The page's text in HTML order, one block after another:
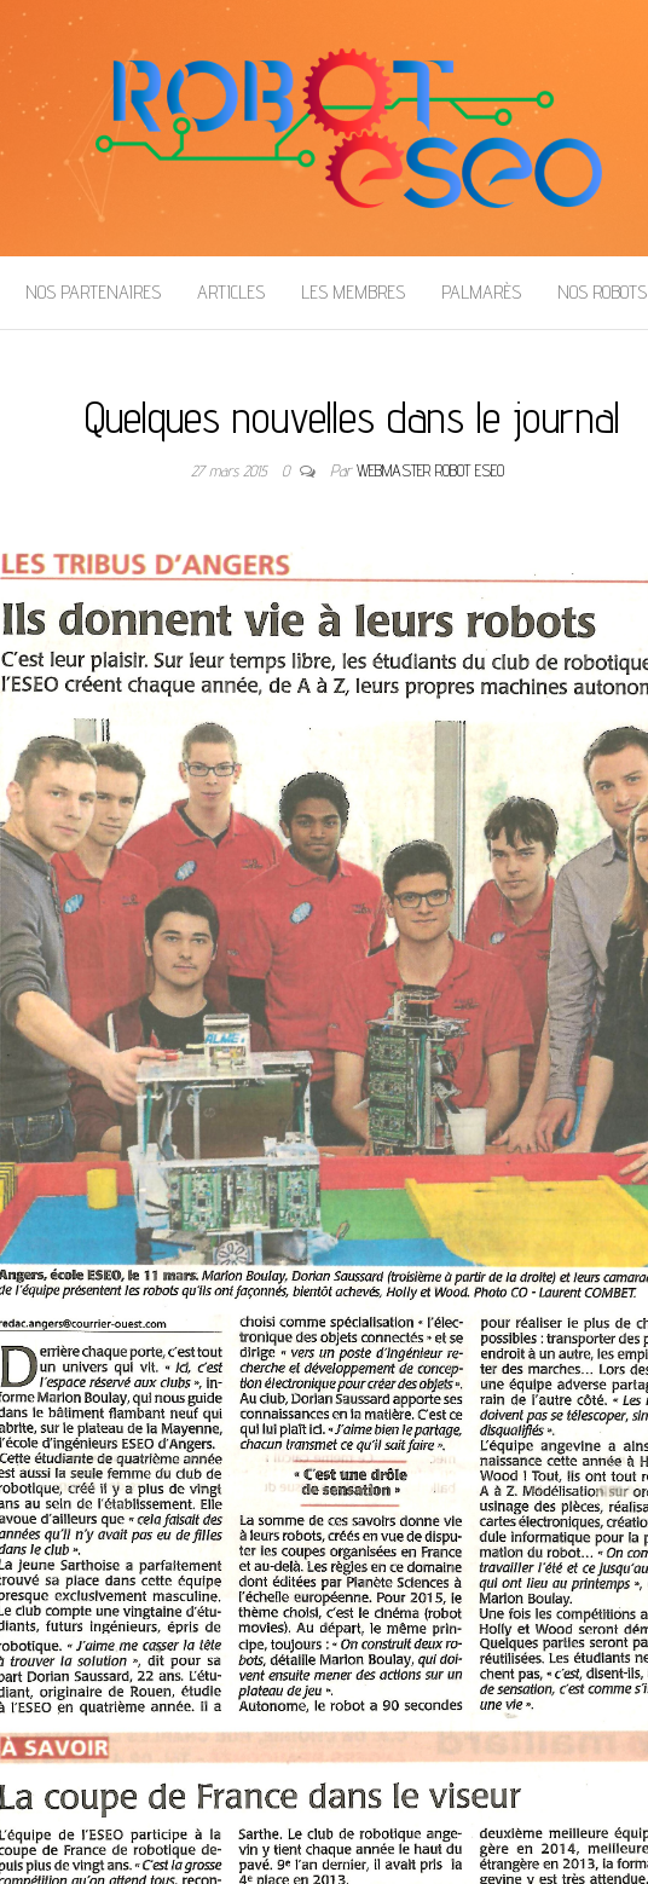
NOS PARTENAIRES ARTICLES LES MEMBRES PALMARÈS NOS ROBOTS
Quelques nouvelles dans le journal
27 mars 2015 0 ParWEBMASTER ROBOT ESEO